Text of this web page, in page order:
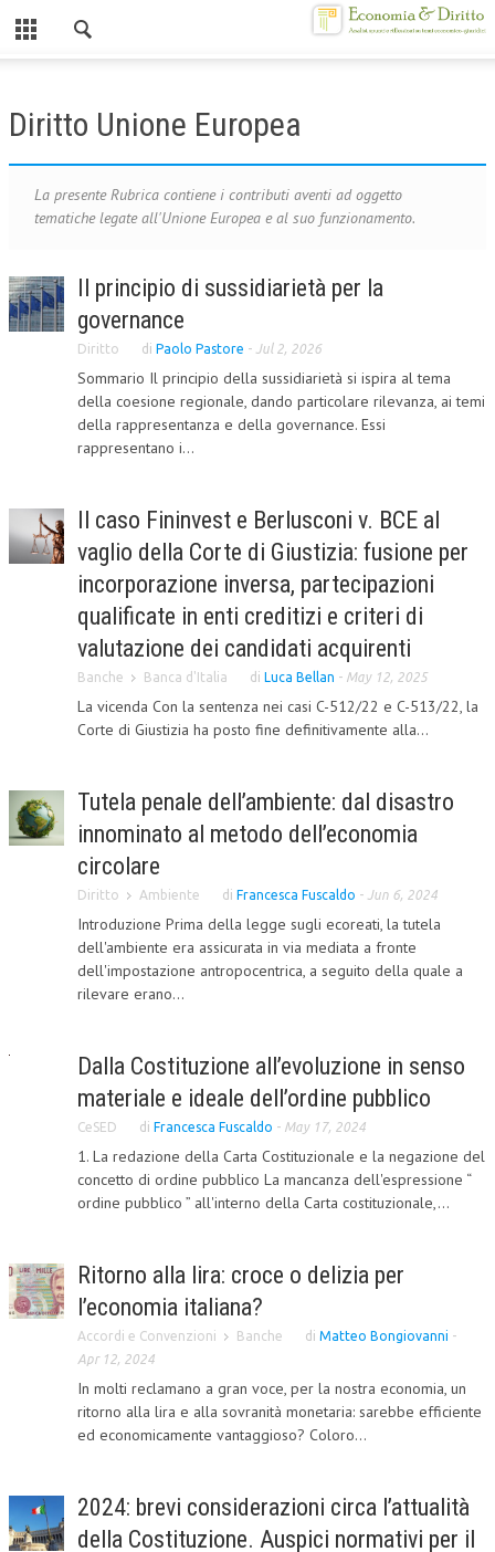
CHI SIAMO
CONTATTI
CENTRO STUDI
ATTO COSTITUTIVO E STATUTO
OBIETTIVI
DIREZIONE SCIENTIFICA
CORSI CE.S.E.D.
ARCHIVIO CORSI 2015
DIVENTA SOCIO
BROCHURE CE.S.E.D.
LA RIVISTA
COMITATO EDITORIALE
REDAZIONE
CODICE ETICO
AUTORI
ECONOMIA
ECONOMIA DELL’ARTE
INTERNAZIONALIZZAZIONE
RISORSE UMANE
MARKETING
TREASURY IN FINANCIAL SERVICES
RISK MANAGEMENT
SVILUPPO SOSTENIBILE
L’UMANISTA
Diritto Unione Europea
La presente Rubrica contiene i contributi aventi ad oggetto
tematiche legate all'Unione Europea e al suo funzionamento.
Il principio di sussidiarietà per la
governance
Diritto di Paolo Pastore - Jul 2, 2026
Sommario Il principio della sussidiarietà si ispira al tema
della coesione regionale, dando particolare rilevanza, ai temi
della rappresentanza e della governance. Essi
rappresentano i...
Il caso Fininvest e Berlusconi v. BCE al
vaglio della Corte di Giustizia: fusione per
incorporazione inversa, partecipazioni
qualificate in enti creditizi e criteri di
valutazione dei candidati acquirenti
Banche Banca d'Italia di Luca Bellan - May 12, 2025
La vicenda Con la sentenza nei casi C-512/22 e C-513/22, la
Corte di Giustizia ha posto fine definitivamente alla...
Tutela penale dell’ambiente: dal disastro
innominato al metodo dell’economia
circolare
Diritto Ambiente di Francesca Fuscaldo - Jun 6, 2024
Introduzione Prima della legge sugli ecoreati, la tutela
dell'ambiente era assicurata in via mediata a fronte
dell'impostazione antropocentrica, a seguito della quale a
rilevare erano...
Dalla Costituzione all’evoluzione in senso
materiale e ideale dell’ordine pubblico
CeSED di Francesca Fuscaldo - May 17, 2024
1. La redazione della Carta Costituzionale e la negazione del
concetto di ordine pubblico La mancanza dell'espressione “
ordine pubblico ” all'interno della Carta costituzionale,...
Ritorno alla lira: croce o delizia per
l’economia italiana?
Accordi e Convenzioni Banche di Matteo Bongiovanni -
Apr 12, 2024
In molti reclamano a gran voce, per la nostra economia, un
ritorno alla lira e alla sovranità monetaria: sarebbe efficiente
ed economicamente vantaggioso? Coloro...
2024: brevi considerazioni circa l’attualità
della Costituzione. Auspici normativi per il